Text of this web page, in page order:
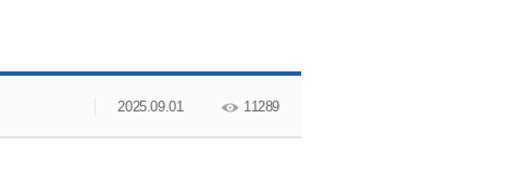
2025.09.01 11289